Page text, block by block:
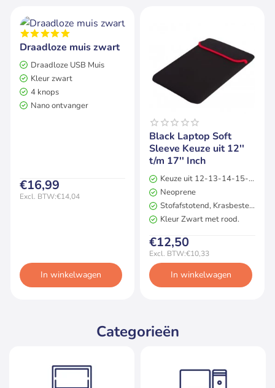
Op voorraad
2 jaar garantie
Draadloze muis zwart
Draadloze USB Muis
Kleur zwart
4 knops
Nano ontvanger
€16,99
Excl. BTW:€14,04
In winkelwagen
Op voorraad
2 jaar garantie
Black Laptop Soft
Sleeve Keuze uit 12''
t/m 17'' Inch
Keuze uit 12-13-14-15-17 inch sleeve
Neoprene
Stofafstotend, Krasbestendig
Kleur Zwart met rood.
€12,50
Excl. BTW:€10,33
In winkelwagen
Categorieën